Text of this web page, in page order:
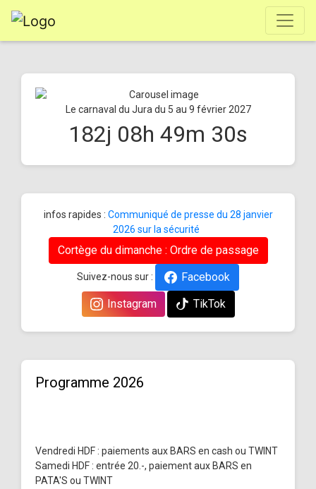
Le carnaval du Jura du 5 au 9 février 2027
182j 08h 49m 30s
infos rapides : Communiqué de presse du 28 janvier
2026 sur la sécurité
Cortège du dimanche : Ordre de passage
Suivez-nous sur :
Facebook
Instagram
TikTok
Programme 2026
Vendredi HDF : paiements aux BARS en cash ou TWINT
Samedi HDF : entrée 20.-, paiement aux BARS en
PATA'S ou TWINT